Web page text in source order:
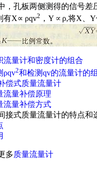
，孔板两侧测得的信号差
有X∝ ρqv2 ，Y∝ρ,将X、Y
流量计和密度计的组合
ρqv2和检测qv的流量计的
偿式质量流量计
流量补偿原理
流量补偿方式
接式质量流量计的特点和
多质量流量计